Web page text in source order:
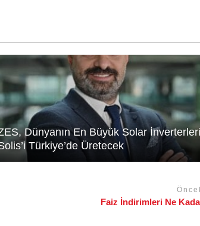
Dünyanın En Büyük Solar
Türkiye’de Üretecek
Faiz İndirimleri Ne